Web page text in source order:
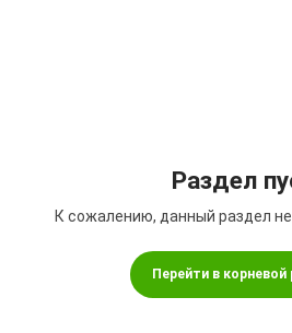
Раздел
К сожалению, данный раздел
Перейти в корневой